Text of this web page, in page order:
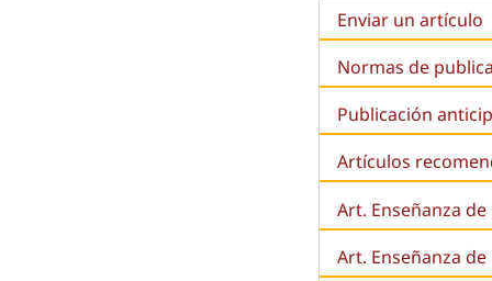
Enviar un artículo
Normas de
Publicación
Artículos
Art. Enseñanza
Art. Enseñanza